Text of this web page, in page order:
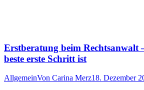
Erstberatung beim Rechtsanwalt
beste erste Schritt ist
AllgemeinVon Carina Merz18. Dezember